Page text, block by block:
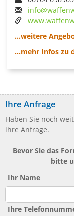
...weitere
...mehr Infos zu
Ihre Anfrage
Haben Sie noch
ihre Anfrage.
Bevor Sie das
bitte
Ihr Name
Ihre